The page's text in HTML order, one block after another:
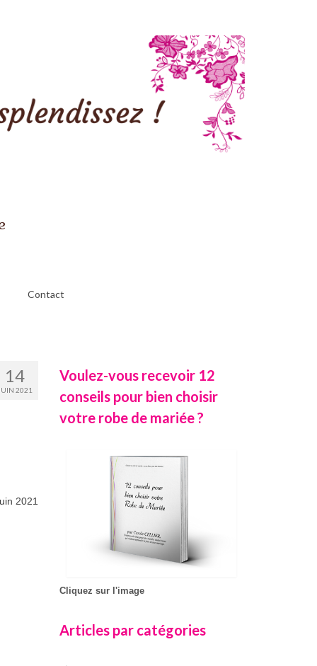
Contact
14
JUIN 2021
2021
Voulez-vous recevoir 12
conseils pour bien choisir
votre robe de mariée ?
Cliquez sur l'image
Articles par catégories